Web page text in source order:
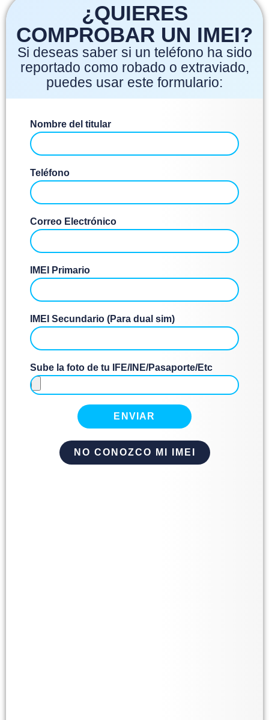
¿QUIERES
COMPROBAR UN IMEI?
Si deseas saber si un teléfono ha sido
reportado como robado o extraviado,
puedes usar este formulario:
Nombre del titular
Teléfono
Correo Electrónico
IMEI Primario
IMEI Secundario (Para dual sim)
Sube la foto de tu IFE/INE/Pasaporte/Etc
ENVIAR
NO CONOZCO MI IMEI